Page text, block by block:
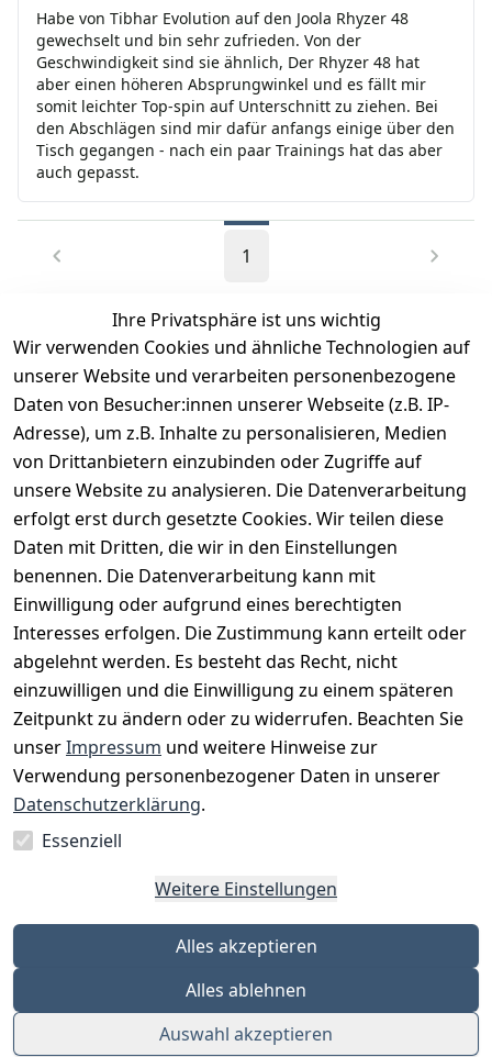
Habe von Tibhar Evolution auf den Joola Rhyzer 48
gewechselt und bin sehr zufrieden. Von der
Geschwindigkeit sind sie ähnlich, Der Rhyzer 48 hat
aber einen höheren Absprungwinkel und es fällt mir
somit leichter Top-spin auf Unterschnitt zu ziehen. Bei
den Abschlägen sind mir dafür anfangs einige über den
Tisch gegangen - nach ein paar Trainings hat das aber
auch gepasst.
1
EU-Verantwortliche Person - klicken Sie für Details
Ihre Privatsphäre ist uns wichtig
Wir verwenden Cookies und ähnliche Technologien auf
unserer Website und verarbeiten personenbezogene
Daten von Besucher:innen unserer Webseite (z.B. IP-
Adresse), um z.B. Inhalte zu personalisieren, Medien
von Drittanbietern einzubinden oder Zugriffe auf
unsere Website zu analysieren. Die Datenverarbeitung
erfolgt erst durch gesetzte Cookies. Wir teilen diese
Daten mit Dritten, die wir in den Einstellungen
benennen. Die Datenverarbeitung kann mit
Einwilligung oder aufgrund eines berechtigten
Interesses erfolgen. Die Zustimmung kann erteilt oder
abgelehnt werden. Es besteht das Recht, nicht
einzuwilligen und die Einwilligung zu einem späteren
Zeitpunkt zu ändern oder zu widerrufen. Beachten Sie
unserImpressum und weitere Hinweise zur
Verwendung personenbezogener Daten in unserer
Datenschutzerklärung.
Essenziell
Weitere Einstellungen
Alles akzeptieren
Alles ablehnen
Auswahl akzeptieren
Rechtliches
AGB
Impressum
Datenschutze
rklärung
Barrierefreihe
Services
Kontakt
Registrieren
Katalog
Zahlungsm
öglichkeite
n
Vorkasse
PayPal
Versanddie
nstleister
Post
© Eleven Points GmbH